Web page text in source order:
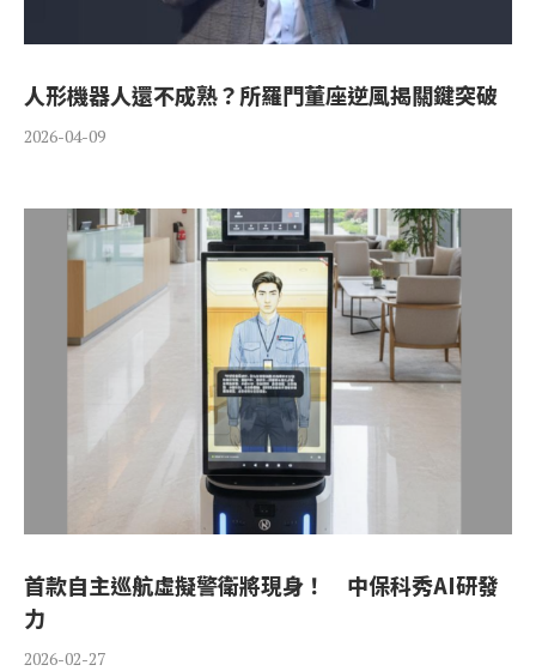
人形機器人還不成熟？所羅門董座逆風揭關鍵突破
2026-04-09
首款自主巡航虛擬警衛將現身！ 中保科秀AI研發
力
2026-02-27